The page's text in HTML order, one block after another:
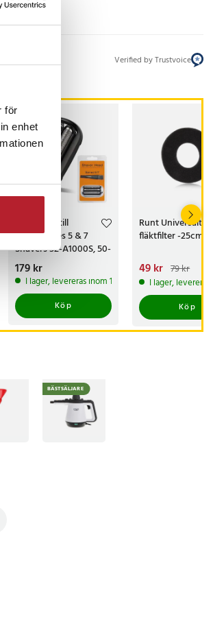
för
enhet
Verified by Trustvoice
Rakhuvud till
Braun Series 5 & 7
Shavers 52-A1000S, 50-
B4200CS, 70-7027CS,
70-B7200CC
Pris :179 kr
179 kr
I lager, levereras inom 1-2 vardagar
Köp
Runt Universalt
fläktfilter -25cm
Nuvarande pris
49 krTidigare pris
49 kr 79 kr
I lager,
Köp
BÄSTSÄLJARE